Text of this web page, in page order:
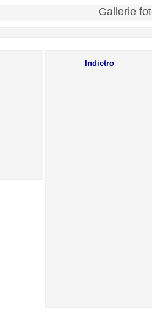
Gallerie
Indietro